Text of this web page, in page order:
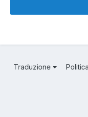
Traduzione